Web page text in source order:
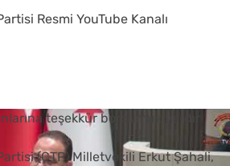
Resmi YouTube Kanalı
teşekkür borcumuz vardır
(CTP) Milletvekili Erkut Şahali,